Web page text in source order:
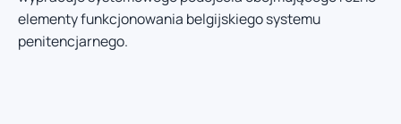
elementy funkcjonowania belgijskiego systemu
penitencjarnego.